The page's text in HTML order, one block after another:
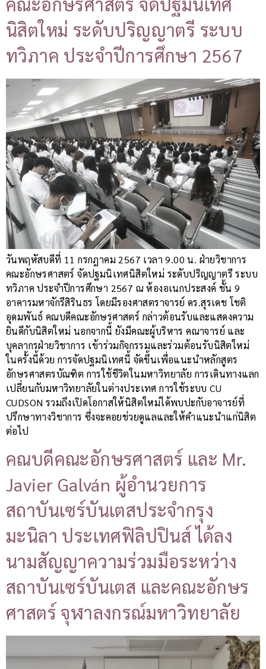
นิสิตใหม่ ระดับปริญญาตรี ระบบ
ทวิภาค ประจำปีการศึกษา 2567
วันพฤหัสบดีที่ 11 กรกฎาคม 2567 เวลา 9.00 น. ฝ่ายวิชาการ
คณะอักษรศาสตร์ จัดปฐมนิเทศนิสิตใหม่ ระดับปริญญาตรี ระบบ
ทวิภาค ประจำปีการศึกษา 2567 ณ ห้องอเนกประสงค์ ชั้น 9
อาคารมหาจักรีสิรินธร โดยมีรองศาสตราจารย์ ดร.สุรเดช โชติ
อุดมพันธ์ คณบดีคณะอักษรศาสตร์ กล่าวต้อนรับและแสดงความ
ยินดีกับนิสิตใหม่ นอกจากนี้ ยังมีคณะผู้บริหาร คณาจารย์ และ
บุคลากรฝ่ายวิชาการ เข้าร่วมกิจกรรมและร่วมต้อนรับนิสิตใหม่
ในครั้งนี้ด้วย การจัดปฐมนิเทศนี้ จัดขึ้นเพื่อแนะนำหลักสูตร
อักษรศาสตรบัณฑิต การใช้ชีวิตในมหาวิทยาลัย การเดินทางแลก
เปลี่ยนกับมหาวิทยาลัยในต่างประเทศ การใช้ระบบ CU
CUDSON รวมถึงเปิดโอกาสให้นิสิตใหม่ได้พบปะกับอาจารย์ที่
ปรึกษาทางวิชาการ ซึ่งจะคอยช่วยดูแลและให้คำแนะนำแก่นิสิต
ต่อไป
คณบดีคณะอักษรศาสตร์ และ Mr.
Javier Galván ผู้อำนวยการ
สถาบันเซร์บันเตสประจำกรุง
มะนิลา ประเทศฟิลิปปินส์ ได้ลง
นามสัญญาความร่วมมือระหว่าง
สถาบันเซร์บันเตส และคณะอักษร
ศาสตร์ จุฬาลงกรณ์มหาวิทยาลัย